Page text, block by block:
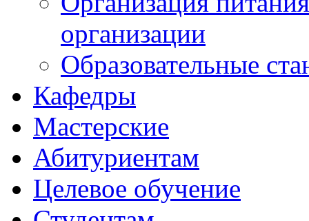
организации
Образовательные
Кафедры
Мастерские
Абитуриентам
Целевое обучение